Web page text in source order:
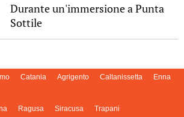
Durante un'immersione a Punta
Sottile
Catania Agrigento Caltanissetta Enna
Ragusa Siracusa Trapani